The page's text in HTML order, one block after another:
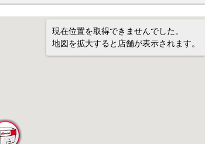
現在位置を取得できませんでした。
地図を拡大すると店舗が表示されます。